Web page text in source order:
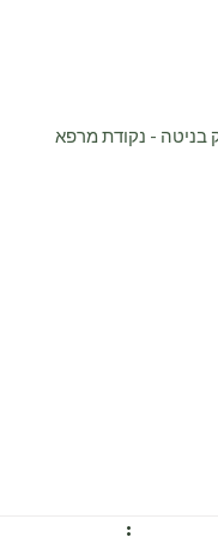
בניטה - נקודת מרפא